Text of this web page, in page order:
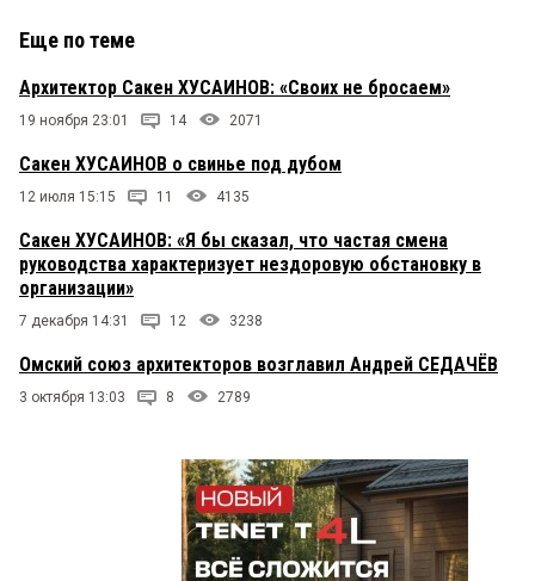
личность и самостоятельность его вместе с
рассмотреть.
Уважаемый Олег! Конечно Вы правы. Забыл
проверить. Спасибо за Вашу внимательность. По
принципиальных?
Олег Лизгунов
Сакен конечно молодец. Но называть великий
фильм Элема Климова «Иди и смотри »
шедевром Митты...как то...Сакен...ты оговорился?
Какая-то оговорка...?
Архитектуры нужны, но их участие в проекте — по
желанию заказчика, а не обязательно. Значит
что? надо сделаться нужным заказчику. А
государство без творческих людей обойдется.
Про выборы без выбора автор прав.
Еще по теме
Архитектор Сакен ХУСАИНОВ: «Своих не бросаем»
19 ноября 23:01 14 2071
Сакен ХУСАИНОВ о свинье под дубом
12 июля 15:15 11 4135
Сакен ХУСАИНОВ: «Я бы сказал, что частая смена
руководства характеризует нездоровую обстановку в
организации»
7 декабря 14:31 12 3238
Омский союз архитекторов возглавил Андрей СЕДАЧЁВ
3 октября 13:03 8 2789